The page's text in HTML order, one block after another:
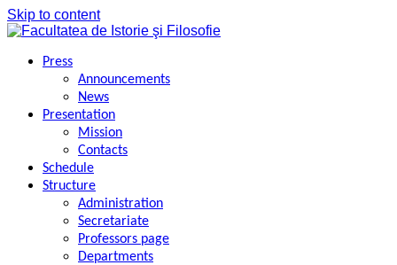
Skip to content
Press
Announcements
News
Presentation
Mission
Contacts
Schedule
Structure
Administration
Secretariate
Professors page
Departments